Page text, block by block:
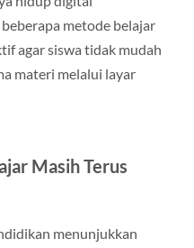
metode belajar
agar siswa tidak mudah
materi melalui layar
Masih Terus
menunjukkan